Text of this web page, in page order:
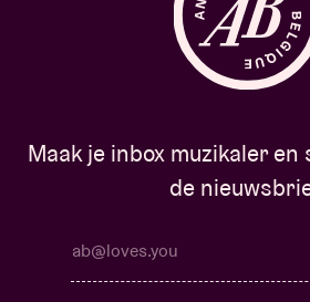
Maak je inbox muzikaler
de